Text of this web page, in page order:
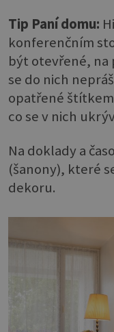
Tip Paní domu:
konferenčním
být otevřené, na
se do nich
opatřené
co se v nich
Na doklady a
(šanony), které
dekoru.